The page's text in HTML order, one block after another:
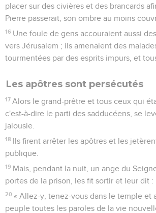
placer sur des civières et des brancards
Pierre passerait, son ombre au moins
16 Une foule de gens accouraient aussi
vers Jérusalem ; ils amenaient des
tourmentées par des esprits impurs, et
Les apôtres sont persécutés
17 Alors le grand-prêtre et tous ceux qui
c'est-à-dire le parti des sadducéens, se
jalousie.
18 Ils firent arrêter les apôtres et les
publique.
19 Mais, pendant la nuit, un ange du
portes de la prison, les fit sortir et leur dit :
20 « Allez-y, tenez-vous dans le temple et
peuple toutes les paroles de la vie